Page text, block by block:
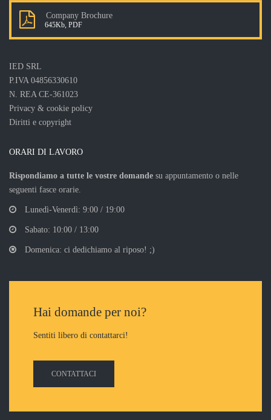
Company Brochure
645Kb, PDF
IED SRL
P.IVA 04856330610
N. REA CE-361023
Privacy & cookie policy
Diritti e copyright
ORARI DI LAVORO
Rispondiamo a tutte le vostre domande su appuntamento o nelle
seguenti fasce orarie.
Lunedì-Venerdì: 9:00 / 19:00
Sabato: 10:00 / 13:00
Domenica: ci dedichiamo al riposo! ;)
Hai domande per noi?
Sentiti libero di contattarci!
CONTATTACI